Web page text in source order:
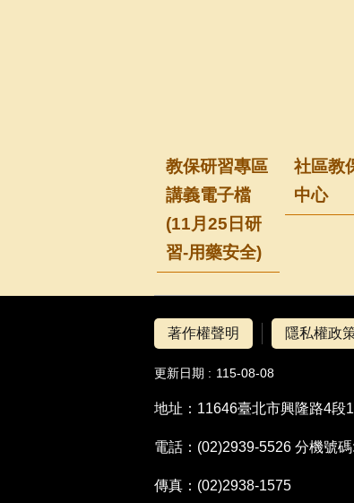
教保研習專區
講義電子檔
(11月25日研
習-用藥安全)
社區教
中心
著作權聲明 隱私權政
更新日期 115-08-08
地址：11646臺北市興隆路4段
電話：(02)2939-5526 分機號
傳真：(02)2938-1575